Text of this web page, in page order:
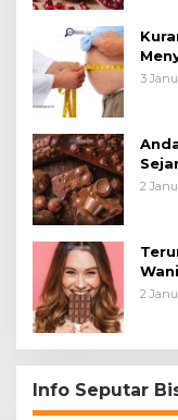
3
2
2
Info Seputar